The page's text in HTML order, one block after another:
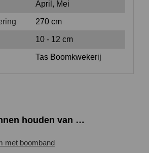
April, Mei
270 cm
10 - 12 cm
Tas Boomkwekerij
houden van …